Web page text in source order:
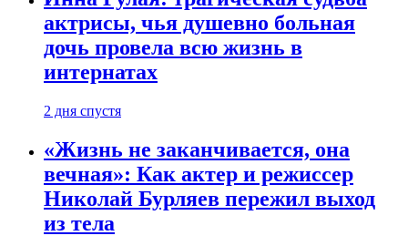
актрисы, чья душевно больная
дочь провела всю жизнь в
интернатах
2 дня спустя
«Жизнь не заканчивается, она
вечная»: Как актер и режиссер
Николай Бурляев пережил выход
из тела